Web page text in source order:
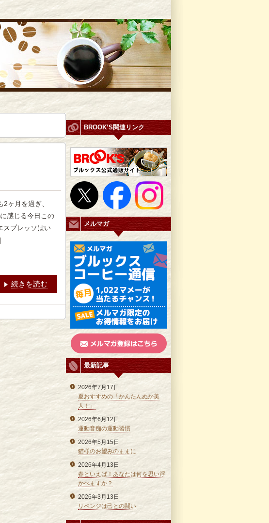
ヶ月を過ぎ、
感じる今日この
スプレッソはい
続きを読む
BROOK’S関連リンク
メルマガ
最新記事
2026年7月17日
夏おすすめの「かんたんぬか美
人！」
2026年6月12日
運動音痴の運動習慣
2026年5月15日
猫様のお望みのままに
2026年4月13日
春といえば！あなたは何を思い浮
かべますか？
2026年3月13日
リベンジは己との闘い